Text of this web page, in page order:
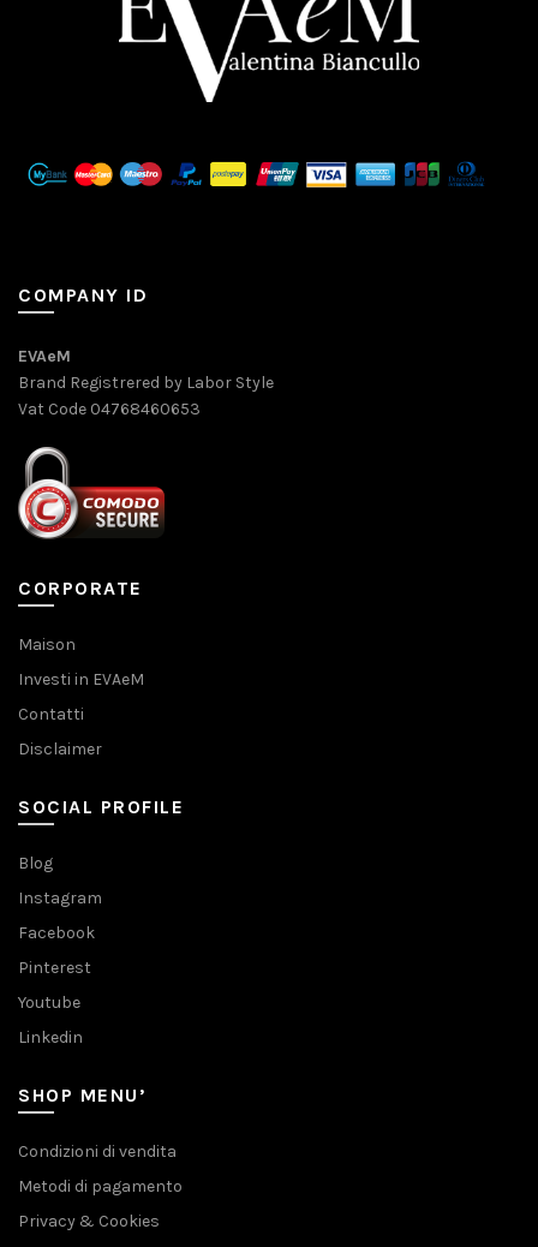
COMPANY ID
EVAeM
Brand Registrered by Labor Style
Vat Code 04768460653
CORPORATE
Maison
Investi in EVAeM
Contatti
Disclaimer
SOCIAL PROFILE
Blog
Instagram
Facebook
Pinterest
Youtube
Linkedin
SHOP MENU’
Condizioni di vendita
Metodi di pagamento
Privacy & Cookies